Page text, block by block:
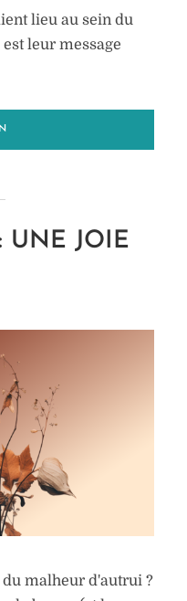
lieu au sein du
leur message
UNE JOIE
malheur d'autrui ?